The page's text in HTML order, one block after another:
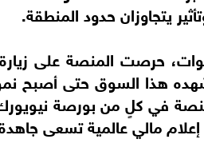
يتجاوزان حدود المنطقة.
حرصت المنصة على زيارة
هذا السوق حتى أصبح
في كلٍ من بورصة
مالي عالمية تسعى جاهدة